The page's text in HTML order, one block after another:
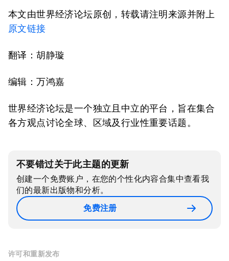
本文由世界经济论坛原创，转载请注明来源并附上
原文链接
翻译：胡静璇
编辑：万鸿嘉
世界经济论坛是一个独立且中立的平台，旨在集合
各方观点讨论全球、区域及行业性重要话题。
不要错过关于此主题的更新
创建一个免费账户，在您的个性化内容合集中查看我
们的最新出版物和分析。
免费注册
许可和重新发布